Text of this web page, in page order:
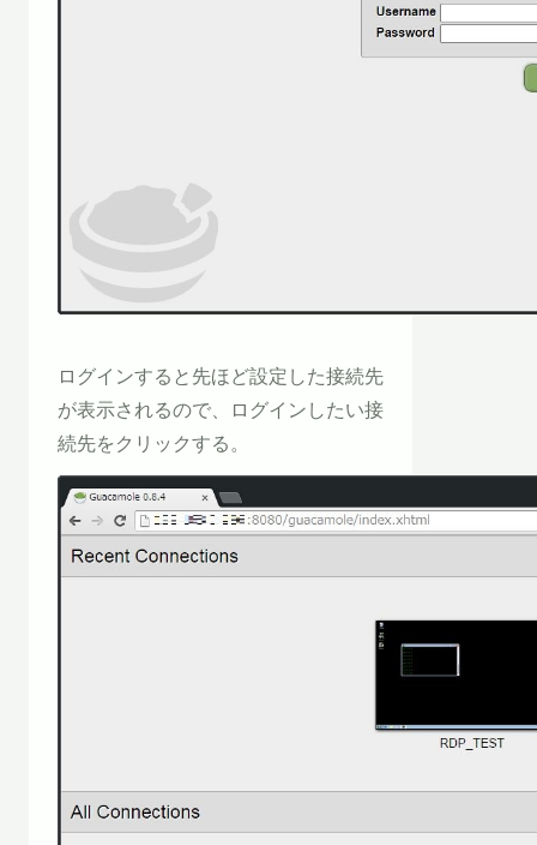
ログインすると先ほど設定した接続先
が表示されるので、ログインしたい接
続先をクリックする。